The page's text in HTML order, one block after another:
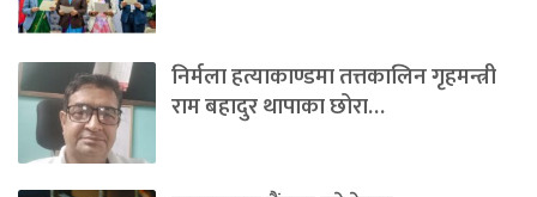
निर्मला हत्याकाण्डमा तत्तकालिन गृहमन्त्री
राम बहादुर थापाका छोरा…